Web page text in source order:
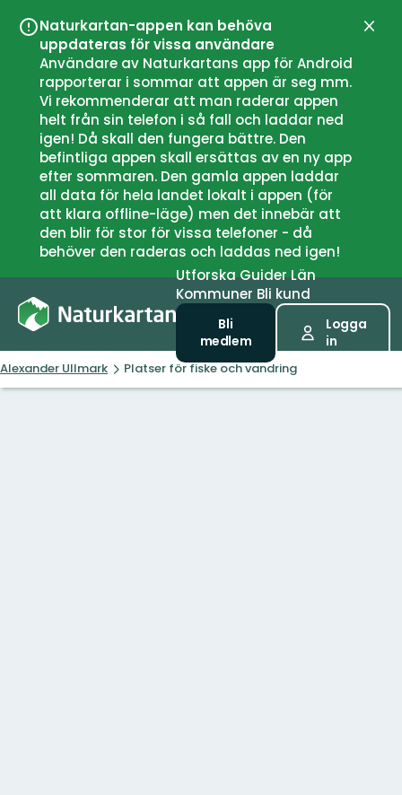
Naturkartan-appen kan behöva
uppdateras för vissa användare
Användare av Naturkartans app för Android
rapporterar i sommar att appen är seg mm.
Vi rekommenderar att man raderar appen
helt från sin telefon i så fall och laddar ned
igen! Då skall den fungera bättre. Den
befintliga appen skall ersättas av en ny app
efter sommaren. Den gamla appen laddar
all data för hela landet lokalt i appen (för
att klara offline-läge) men det innebär att
den blir för stor för vissa telefoner - då
behöver den raderas och laddas ned igen!
UtforskaGuiderLän
Kommuner Bli kund
Bli
medlem
Logga
in
Alexander Ullmark Platser för fiske och vandring